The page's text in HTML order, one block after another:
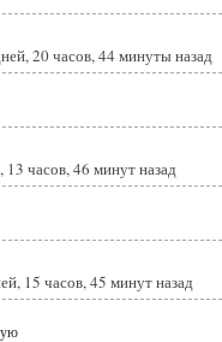
20 часов, 44 минуты назад
13 часов, 46 минут назад
15 часов, 45 минут назад